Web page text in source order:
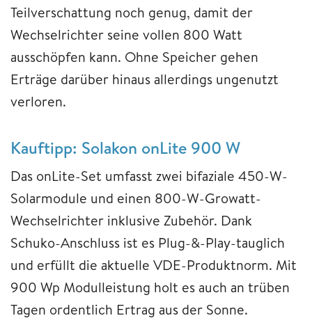
Teilverschattung noch genug, damit der
Wechselrichter seine vollen 800 Watt
ausschöpfen kann. Ohne Speicher gehen
Erträge darüber hinaus allerdings ungenutzt
verloren.
Kauftipp: Solakon onLite 900 W
Das onLite-Set umfasst zwei bifaziale 450-W-
Solarmodule und einen 800-W-Growatt-
Wechselrichter inklusive Zubehör. Dank
Schuko-Anschluss ist es Plug-&-Play-tauglich
und erfüllt die aktuelle VDE-Produktnorm. Mit
900 Wp Modulleistung holt es auch an trüben
Tagen ordentlich Ertrag aus der Sonne.